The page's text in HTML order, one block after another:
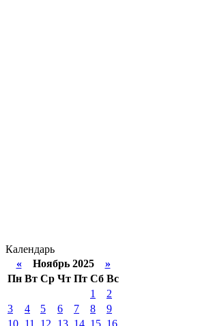
Календарь
«Ноябрь 2025 »
Пн Вт Ср Чт Пт Сб Вс
1
2
3
4 5 6 7 8
9
10 11 12 13 14 15 16